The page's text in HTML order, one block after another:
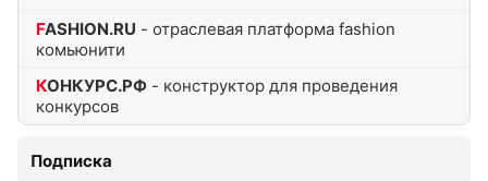
FASHION.RU - отраслевая платформа fashion
комьюнити
КОНКУРС.РФ - конструктор для проведения
конкурсов
Подписка